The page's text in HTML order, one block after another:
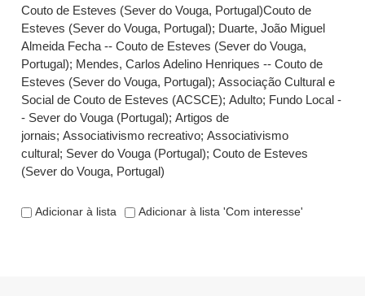
Couto de Esteves (Sever do Vouga, Portugal)Couto de
Esteves (Sever do Vouga, Portugal); Duarte, João Miguel
Almeida Fecha -- Couto de Esteves (Sever do Vouga,
Portugal); Mendes, Carlos Adelino Henriques -- Couto de
Esteves (Sever do Vouga, Portugal);Associação Cultural e
Social de Couto de Esteves (ACSCE);Adulto; Fundo Local -
- Sever do Vouga (Portugal);Artigos de
jornais;Associativismo recreativo;Associativismo
cultural; Sever do Vouga (Portugal);Couto de Esteves
(Sever do Vouga, Portugal)
Adicionar à lista Adicionar à lista 'Com interesse'